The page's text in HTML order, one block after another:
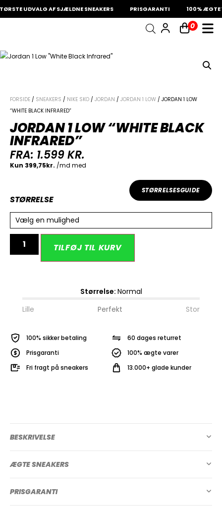
UDVALG AF SJÆLDNE SNEAKERS PRISGARANTI 100% ÆGTE
0
FORSIDE / SNEAKERS / NIKE SKO / JORDAN / JORDAN 1 LOW / JORDAN 1 LOW
“WHITE BLACK INFRARED”
JORDAN 1 LOW “WHITE BLACK
INFRARED”
FRA: 1.599KR.
STØRRELSESGUIDE
STØRRELSE
Vælg en mulighed
TILFØJ TIL KURV
Størrelse: Normal
Lille
Perfekt Stor
100% sikker betaling
Prisgaranti
Fri fragt på sneakers
60 dages returret
100% ægte varer
13.000+ glade kunder
BESKRIVELSE
ÆGTE SNEAKERS
PRISGARANTI